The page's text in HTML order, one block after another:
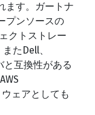
ます。ガートナ
プンソースの
クトストレー
たDell、
互換性がある
ェアとしても